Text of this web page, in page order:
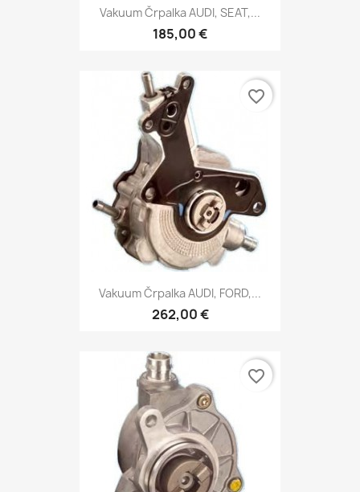
Vakuum Črpalka AUDI, SEAT,...
185,00 €
Vakuum Črpalka AUDI, FORD,...
262,00 €
favorite_border
favorite_border